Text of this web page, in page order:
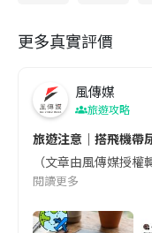
更多真實評價
風傳媒
旅遊攻略
旅遊注意｜搭飛機帶
（文章由風傳媒授
閱讀更多